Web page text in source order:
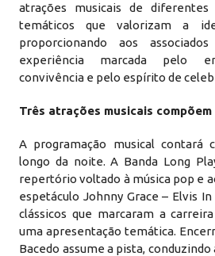
atrações musicais de
temáticos que valorizam a
proporcionando aos
experiência marcada pelo
convivência e pelo espírito de
Três atrações musicais
A programação musical contará
longo da noite. A Banda Long
repertório voltado à música pop e
espetáculo Johnny Grace – Elvis
clássicos que marcaram a
uma apresentação temática.
Bacedo assume a pista,